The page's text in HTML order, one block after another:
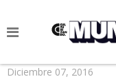
NOTICIAS
Diciembre 07, 2016